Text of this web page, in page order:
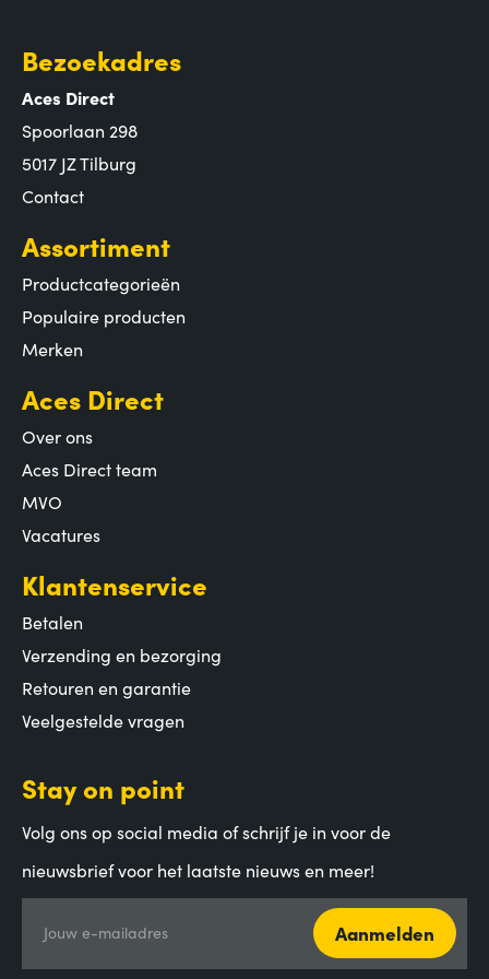
Bezoekadres
Aces Direct
Spoorlaan 298
5017 JZ Tilburg
Contact
Assortiment
Productcategorieën
Populaire producten
Merken
Aces Direct
Over ons
Aces Direct team
MVO
Vacatures
Klantenservice
Betalen
Verzending en bezorging
Retouren en garantie
Veelgestelde vragen
Stay on point
Volg ons op social media of schrijf je in voor de
nieuwsbrief voor het laatste nieuws en meer!
Jouw e-mailadres Aanmelden